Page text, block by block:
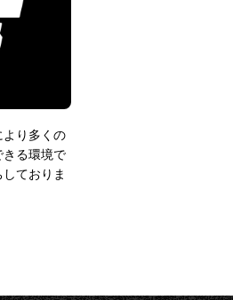
り多くの
る環境で
ておりま